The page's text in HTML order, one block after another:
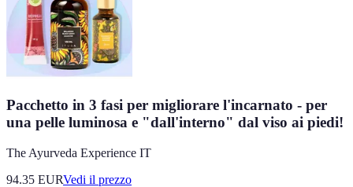
Pacchetto in 3 fasi per migliorare l'incarnato - per
una pelle luminosa e "dall'interno" dal viso ai piedi!
The Ayurveda Experience IT
94.35 EURVedi il prezzo